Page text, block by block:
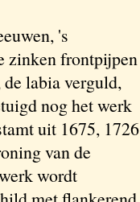
's
zinken frontpijpen
labia verguld,
nog het werk
uit 1675, 1726
van de
wordt